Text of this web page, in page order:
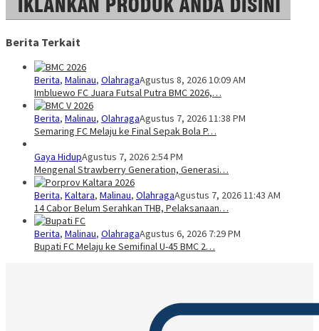
Berita Terkait
Berita, Malinau, OlahragaAgustus 8, 2026 10:09 AM
Imbluewo FC Juara Futsal Putra BMC 2026,…
Berita, Malinau, OlahragaAgustus 7, 2026 11:38 PM
Semaring FC Melaju ke Final Sepak Bola P…
Gaya HidupAgustus 7, 2026 2:54 PM
Mengenal Strawberry Generation, Generasi…
Berita, Kaltara, Malinau, OlahragaAgustus 7, 2026 11:43 AM
14 Cabor Belum Serahkan THB, Pelaksanaan…
Berita, Malinau, OlahragaAgustus 6, 2026 7:29 PM
Bupati FC Melaju ke Semifinal U-45 BMC 2…